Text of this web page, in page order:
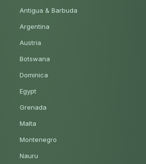
Antigua & Barbuda
Argentina
Austria
Botswana
Dominica
Egypt
Grenada
Malta
Montenegro
Nauru